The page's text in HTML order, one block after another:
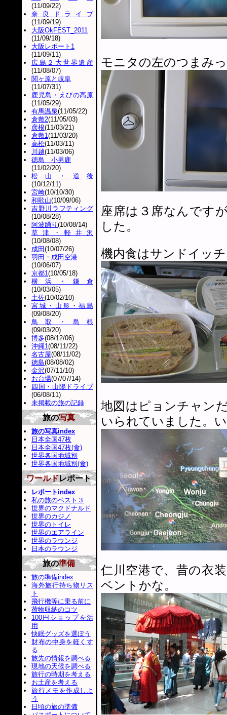
モニタの左のつまみ
座席は３席なんです
した。
機内食はサンドイッ
地図はピョンチャン
いられていました。
仁川空港で、昔の衣
ベントかな。
(11/09/22)
奈良ドライブ
(11/09/19)
大阪OkFEST_2011
(11/09/18)
大阪レポート1
(11/09/11)
広島２大世界遺産
(11/08/07)
関ヶ原と岐阜
(11/07/31)
鹿児島・えびの高原
(11/05/29)
有馬温泉(11/05/22)
倉敷2(11/05/03)
彦根(11/03/21)
倉敷1(11/03/20)
高松(11/03/11)
川越(11/03/06)
徳島 小男鹿
(11/02/20)
松山・道後
(10/12/11)
宮崎(10/10/30)
和歌山(10/09/06)
吉野川ラフティング
(10/08/28)
阿波踊り (10/08/14)
草津・軽井沢
(10/08/08)
成田 (10/07/26)
羽田・成田空港
(10/06/07)
京都1(10/05/18)
横浜・鎌倉
(10/03/05)
土佐(10/02/10)
宮城・山形・福島
(09/08/20)
鳥取・島根
(09/03/20)
博多(08/12/06)
沖縄1(08/11/22)
名古屋(08/11/02)
徳島(08/08/02)
金沢(07/11/10)
お台場(07/07/14)
四国・山陽ドライブ
(06/08/11)
未掲載の旅の記録
旅の写真
旅の写真index
日本全国47枚
日本全国47枚(食)
世界各国地域別
世界各国地域別(食)
ワールドレポート
レポートindex
私の旅のベスト３
世界のマクドナルド
世界のカジノ
世界のトイレ
世界のエアライン
世界のラウンジ
日本のラウンジ
旅の準備
旅の準備index
海外旅行持ち物リス
ト
飛行機等に乗る前に
荷物収納のコツ
100円ショップを活
用
快眠グッズを選ぼう
財布の中身を軽くす
る
旅先の情報を調べる
現地の天候を調べる
旅行の時期を考える
お土産を考える
旅行メモを作成しよ
う
日頃の旅の準備